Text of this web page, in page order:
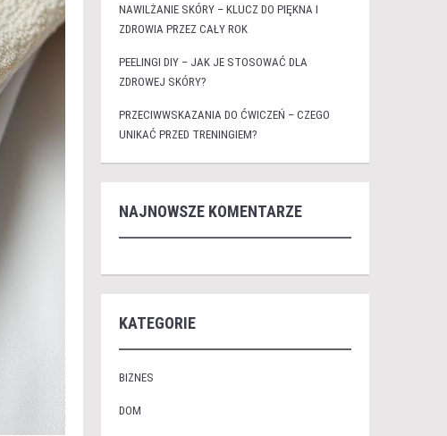
NAWILŻANIE SKÓRY – KLUCZ DO PIĘKNA I
ZDROWIA PRZEZ CAŁY ROK
PEELINGI DIY – JAK JE STOSOWAĆ DLA
ZDROWEJ SKÓRY?
PRZECIWWSKAZANIA DO ĆWICZEŃ – CZEGO
UNIKAĆ PRZED TRENINGIEM?
NAJNOWSZE KOMENTARZE
KATEGORIE
BIZNES
DOM